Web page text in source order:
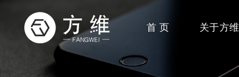
首 页 关于方维